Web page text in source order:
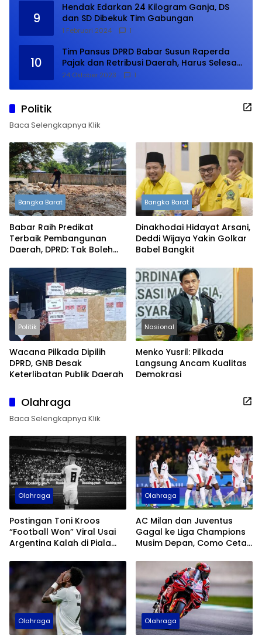
9
Hendak Edarkan 24 Kilogram Ganja, DS
dan SD Dibekuk Tim Gabungan
1 Februari 2024 1
10
Tim Pansus DPRD Babar Susun Raperda
Pajak dan Retribusi Daerah, Harus Selesai
Januari 2024
24 Oktober 2023 1
Politik
Baca Selengkapnya Klik
Bangka Barat
Babar Raih Predikat
Terbaik Pembangunan
Daerah, DPRD: Tak Boleh
Bangka Barat
Dinakhodai Hidayat Arsani,
Deddi Wijaya Yakin Golkar
Babel Bangkit
Politik
Wacana Pilkada Dipilih
DPRD, GNB Desak
Keterlibatan Publik Daerah
Nasional
Menko Yusril: Pilkada
Langsung Ancam Kualitas
Demokrasi
Olahraga
Baca Selengkapnya Klik
Olahraga
Postingan Toni Kroos
“Football Won” Viral Usai
Argentina Kalah di Piala
Olahraga
AC Milan dan Juventus
Gagal ke Liga Champions
Musim Depan, Como Cetak
Olahraga Olahraga